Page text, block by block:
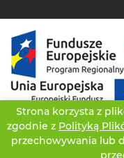
Strona korzysta z
zgodnie z Polityką
przechowywania lub